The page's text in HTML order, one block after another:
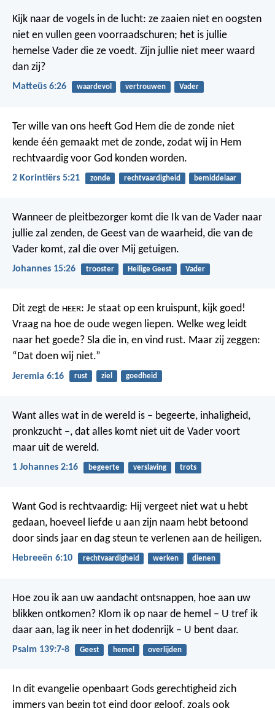
Kijk naar de vogels in de lucht: ze zaaien niet en oogsten
niet en vullen geen voorraadschuren; het is jullie
hemelse Vader die ze voedt. Zijn jullie niet meer waard
dan zij?
Matteüs 6:26 waardevol vertrouwen Vader
Ter wille van ons heeft God Hem die de zonde niet
kende één gemaakt met de zonde, zodat wij in Hem
rechtvaardig voor God konden worden.
2 Korintiërs 5:21 zonde rechtvaardigheid bemiddelaar
Wanneer de pleitbezorger komt die Ik van de Vader naar
jullie zal zenden, de Geest van de waarheid, die van de
Vader komt, zal die over Mij getuigen.
Johannes 15:26 trooster Heilige Geest Vader
Dit zegt de HEER: Je staat op een kruispunt, kijk goed!
Vraag na hoe de oude wegen liepen. Welke weg leidt
naar het goede? Sla die in, en vind rust. Maar zij zeggen:
“Dat doen wij niet.”
Jeremia 6:16 rust ziel goedheid
Want alles wat in de wereld is – begeerte, inhaligheid,
pronkzucht –, dat alles komt niet uit de Vader voort
maar uit de wereld.
1 Johannes 2:16 begeerte verslaving trots
Want God is rechtvaardig: Hij vergeet niet wat u hebt
gedaan, hoeveel liefde u aan zijn naam hebt betoond
door sinds jaar en dag steun te verlenen aan de heiligen.
Hebreeën 6:10 rechtvaardigheid werken dienen
Hoe zou ik aan uw aandacht ontsnappen, hoe aan uw
blikken ontkomen? Klom ik op naar de hemel – U tref ik
daar aan, lag ik neer in het dodenrijk – U bent daar.
Psalm 139:7-8 Geest hemel overlijden
In dit evangelie openbaart Gods gerechtigheid zich
immers van begin tot eind door geloof, zoals ook